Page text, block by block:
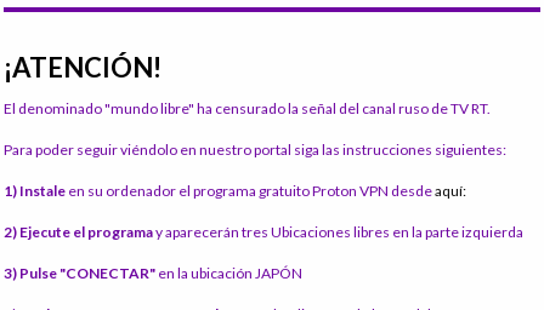
¡ATENCIÓN!
El denominado "mundo libre" ha censurado la señal del canal ruso de TV RT.
Para poder seguir viéndolo en nuestro portal siga las instrucciones siguientes:
1) Instale en su ordenador el programa gratuito Proton VPN desdeaquí:
2) Ejecute el programay aparecerán tres Ubicaciones libres en la parte izquierda
3) Pulse "CONECTAR" en la ubicación JAPÓN